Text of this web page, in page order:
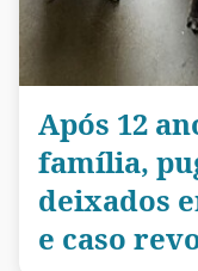
Após 12
família,
deixados
e caso